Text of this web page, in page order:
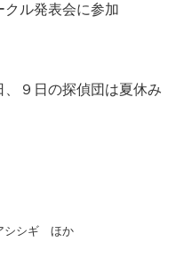
クル発表会に参加
、９日の探偵団は夏休み
シシギ ほか